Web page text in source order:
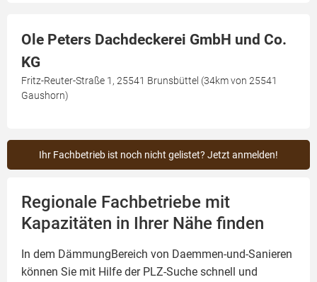
Ole Peters Dachdeckerei GmbH und Co.
KG
Fritz-Reuter-Straße 1, 25541 Brunsbüttel (34km von 25541
Gaushorn)
Ihr Fachbetrieb ist noch nicht gelistet? Jetzt anmelden!
Regionale Fachbetriebe mit
Kapazitäten in Ihrer Nähe finden
In dem DämmungBereich von Daemmen-und-Sanieren
können Sie mit Hilfe der PLZ-Suche schnell und